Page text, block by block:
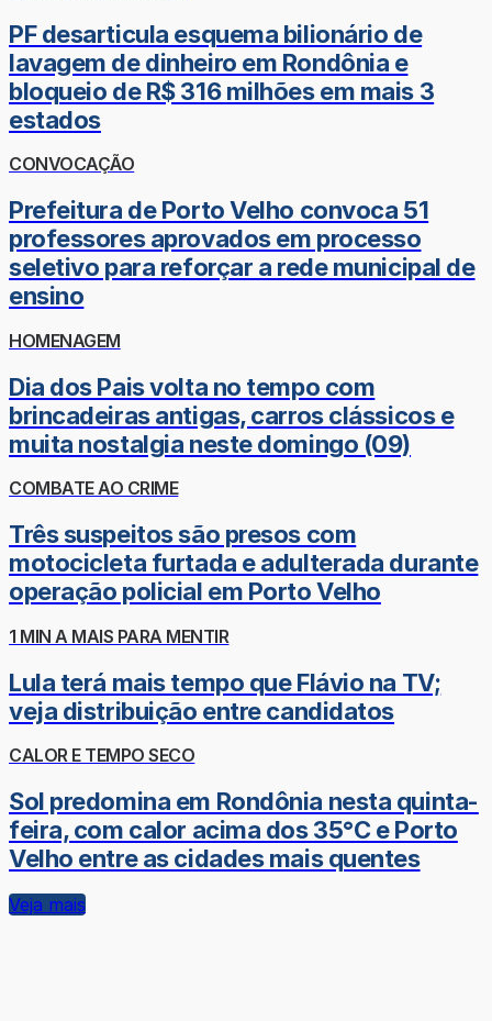
PF desarticula esquema bilionário de
lavagem de dinheiro em Rondônia e
bloqueio de R$ 316 milhões em mais 3
estados
CONVOCAÇÃO
Prefeitura de Porto Velho convoca 51
professores aprovados em processo
seletivo para reforçar a rede municipal de
ensino
HOMENAGEM
Dia dos Pais volta no tempo com
brincadeiras antigas, carros clássicos e
muita nostalgia neste domingo (09)
COMBATE AO CRIME
Três suspeitos são presos com
motocicleta furtada e adulterada durante
operação policial em Porto Velho
1 MIN A MAIS PARA MENTIR
Lula terá mais tempo que Flávio na TV;
veja distribuição entre candidatos
CALOR E TEMPO SECO
Sol predomina em Rondônia nesta quinta-
feira, com calor acima dos 35°C e Porto
Velho entre as cidades mais quentes
Veja mais